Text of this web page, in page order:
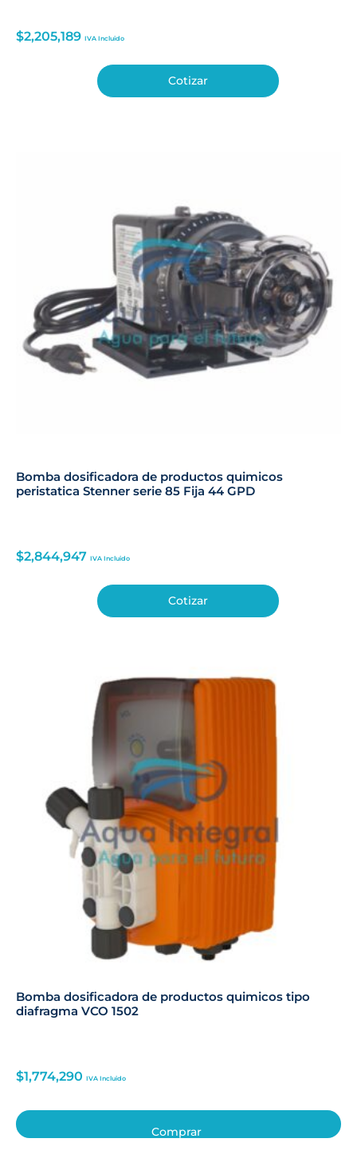
$2,205,189 IVA Incluido
Cotizar
Bomba dosificadora de productos quimicos
peristatica Stenner serie 85 Fija 44 GPD
$2,844,947 IVA Incluido
Cotizar
Bomba dosificadora de productos quimicos tipo
diafragma VCO 1502
$1,774,290 IVA Incluido
Comprar